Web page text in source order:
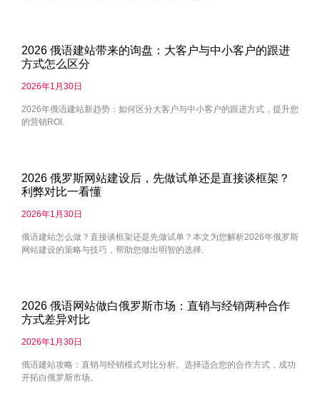
2026 俄语建站带来的询盘：大客户与中小客户的跟进
方式怎么区分
2026年1月30日
2026年俄语建站新趋势：如何区分大客户与中小客户的跟进方式，提升您
的营销ROI.
2026 俄罗斯网站建设后，先做试单还是直接谈框架？
利弊对比一看懂
2026年1月30日
俄语建站怎么做？直接谈框架还是先做试单？本文为您解析2026年俄罗斯
网站建设的策略与技巧，帮助您做出明智的选择.
2026 俄语网站做白俄罗斯市场：直销与经销两种合作
方式差异对比
2026年1月30日
俄语建站攻略：直销与经销模式对比分析。选择适合您的合作方式，成功
开拓白俄罗斯市场。